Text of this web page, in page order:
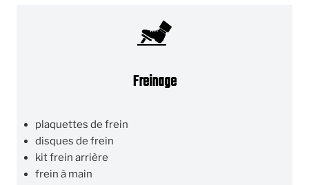
Freinage
plaquettes de frein
disques de frein
kit frein arrière
frein à main